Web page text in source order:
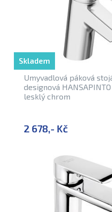
Umyvadlová páková
designová
lesklý chrom
2 678,- Kč
Skladem